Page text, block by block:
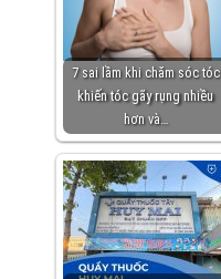
7 sai lầm khi chăm sóc tóc
khiến tóc gãy rụng nhiều
hơn và…